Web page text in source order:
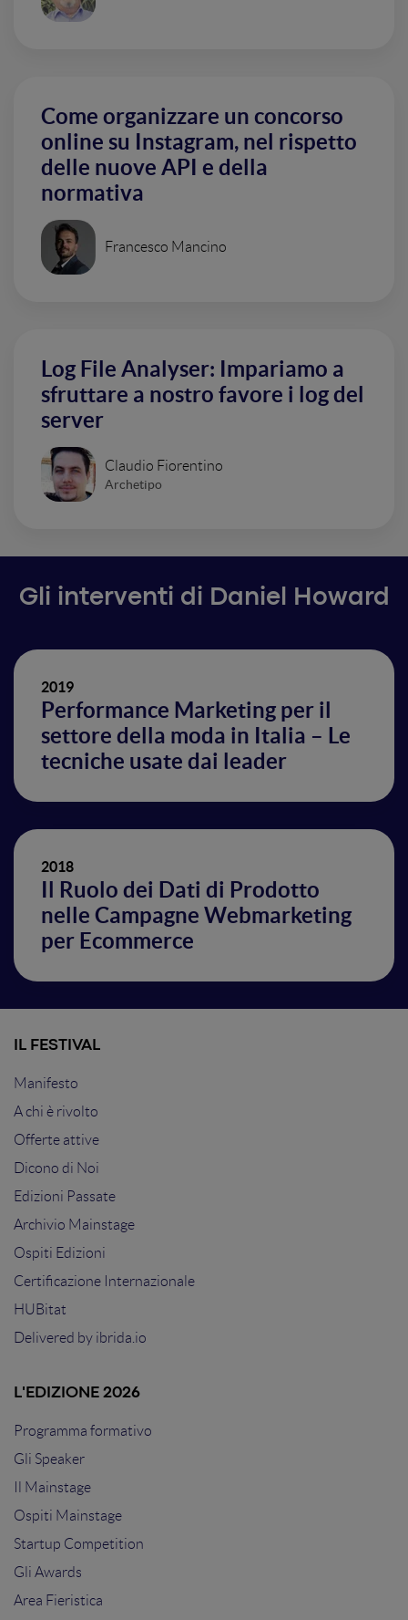
Come organizzare un concorso
online su Instagram, nel rispetto
delle nuove API e della
normativa
Francesco Mancino
Log File Analyser: Impariamo a
sfruttare a nostro favore i log del
server
Claudio Fiorentino
Archetipo
Gli interventi di Daniel Howard
2019
Performance Marketing per il
settore della moda in Italia – Le
tecniche usate dai leader
2018
Il Ruolo dei Dati di Prodotto
nelle Campagne Webmarketing
per Ecommerce
IL FESTIVAL
Manifesto
A chi è rivolto
Offerte attive
Dicono di Noi
Edizioni Passate
Archivio Mainstage
Ospiti Edizioni
Certificazione Internazionale
HUBitat
Delivered by ibrida.io
L'EDIZIONE 2026
Programma formativo
Gli Speaker
Il Mainstage
Ospiti Mainstage
Startup Competition
Gli Awards
Area Fieristica